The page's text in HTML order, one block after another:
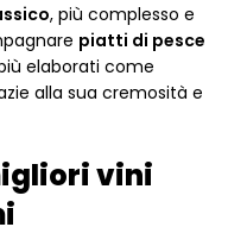
, più complesso e
piatti di pesce
elaborati come
alla sua cremosità e
vini